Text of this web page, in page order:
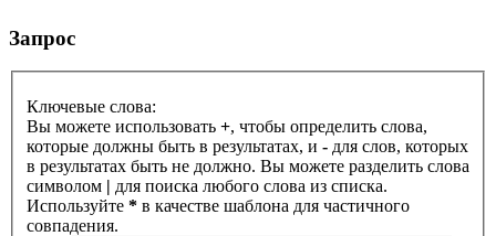
Запрос
Ключевые слова:
Вы можете использовать +, чтобы определить слова,
которые должны быть в результатах, и - для слов, которых
в результатах быть не должно. Вы можете разделить слова
символом | для поиска любого слова из списка.
Используйте * в качестве шаблона для частичного
совпадения.